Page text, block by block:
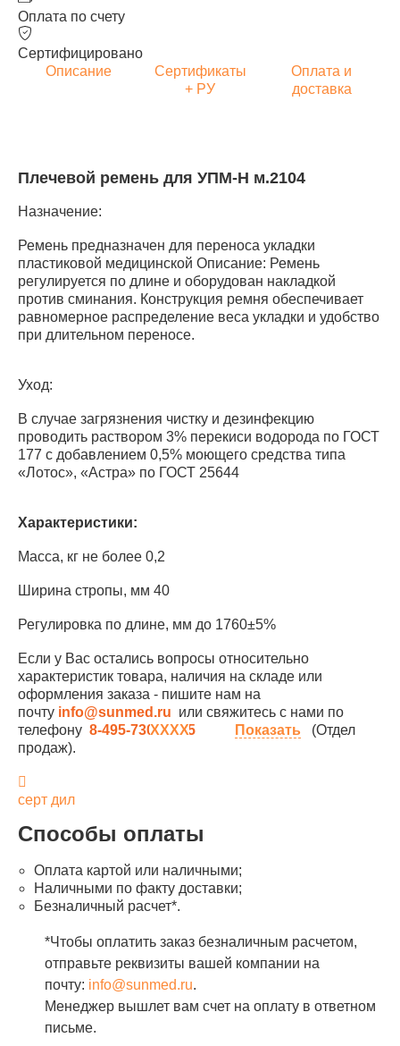
Оплата по счету
Сертифицировано
Описание
Сертификаты
+ РУ
Оплата и
доставка
Плечевой ремень для УПМ-Н м.2104
Назначение:
Ремень предназначен для переноса укладки
пластиковой медицинской Описание: Ремень
регулируется по длине и оборудован накладкой
против сминания. Конструкция ремня обеспечивает
равномерное распределение веса укладки и удобство
при длительном переносе.
Уход:
В случае загрязнения чистку и дезинфекцию
проводить раствором 3% перекиси водорода по ГОСТ
177 с добавлением 0,5% моющего средства типа
«Лотос», «Астра» по ГОСТ 25644
Характеристики:
Масса, кг не более 0,2
Ширина стропы, мм 40
Регулировка по длине, мм до 1760±5%
Если у Вас остались вопросы относительно
характеристик товара, наличия на складе или
оформления заказа - пишите нам на
почту info@sunmed.ru или свяжитесь с нами по
телефону 8-495-730-90-25 Показать (Отдел
продаж).
серт дил
Способы оплаты
Оплата картой или наличными;
Наличными по факту доставки;
Безналичный расчет*.
*Чтобы оплатить заказ безналичным расчетом,
отправьте реквизиты вашей компании на
почту: info@sunmed.ru.
Менеджер вышлет вам счет на оплату в ответном
письме.